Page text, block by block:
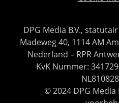
DPG Media B.V.,
Madeweg 40, 1114 AM
Nederland – RPR
KvK Nummer:
© 2024 DPG Media